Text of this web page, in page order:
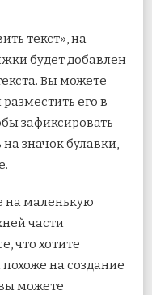
текст», на
будет добавлен
Вы можете
его в
зафиксировать
значок булавки,
на маленькую
части
что хотите
на создание
можете